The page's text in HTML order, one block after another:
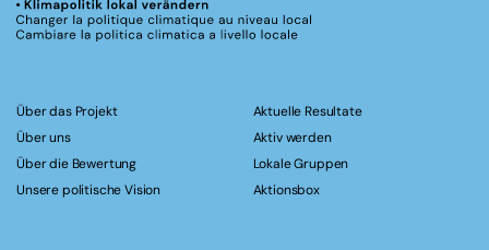
Über das Projekt
Über uns
Über die Bewertung
Unsere politische Vision
Aktuelle Resultate
Aktiv werden
Lokale Gruppen
Aktionsbox